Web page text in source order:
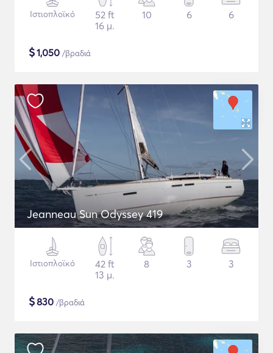
Ιστιοπλοϊκό
52 ft
16 μ.
10 6 6
$1,050 /βραδιά
Jeanneau Sun Odyssey 419
Ιστιοπλοϊκό
42 ft
13 μ.
8 3 3
$830 /βραδιά